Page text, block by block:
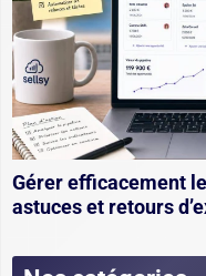
Gérer efficacement
astuces et retours